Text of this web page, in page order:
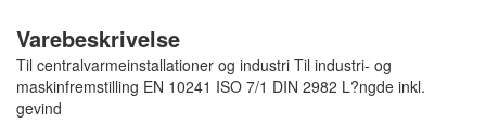
Varebeskrivelse
Til centralvarmeinstallationer og industri Til industri- og
maskinfremstilling EN 10241 ISO 7/1 DIN 2982 L?ngde inkl.
gevind